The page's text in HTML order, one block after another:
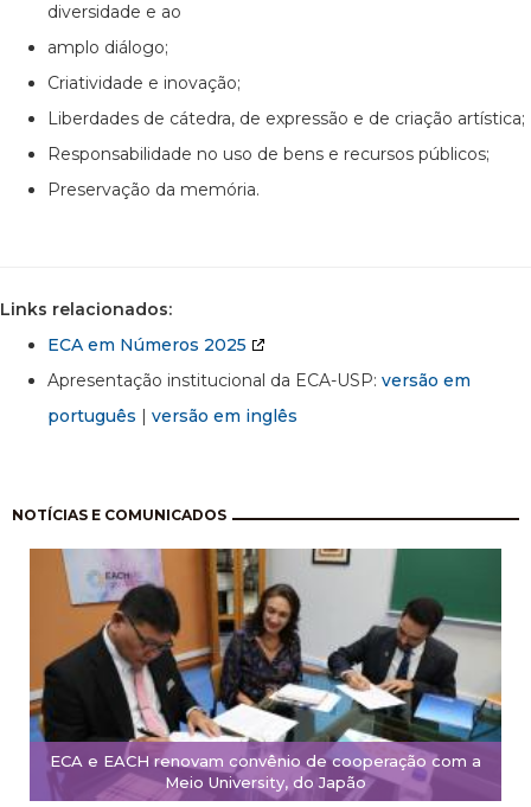
diversidade e ao
amplo diálogo;
Criatividade e inovação;
Liberdades de cátedra, de expressão e de criação artística;
Responsabilidade no uso de bens e recursos públicos;
Preservação da memória.
Links relacionados:
ECA em Números 2025
Apresentação institucional da ECA-USP: versão em
português | versão em inglês
NOTÍCIAS E COMUNICADOS
ECA e EACH renovam convênio de cooperação com a
Meio University, do Japão
Paginação